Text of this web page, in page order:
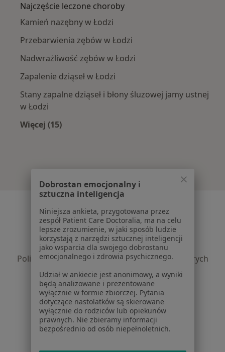
Najczęście leczone choroby
Kamień nazębny w Łodzi
Przebarwienia zębów w Łodzi
Nadwrażliwość zębów w Łodzi
Zapalenie dziąseł w Łodzi
Stany zapalne dziąseł i błony śluzowej jamy ustnej
w Łodzi
Więcej (15)
Regulamin
Polityka prywatności pacjentów
Polityka prywatności profesjonalistów
Polityka prywatności dla profesjonalistów, których
dane pozyskaliśmy samodzielnie
Polityka cookies
Jak działają wyniki wyszukiwania
Dostępność
O nas
Praca Rekrutujemy!
Dobrostan emocjonalny i
sztuczna inteligencja
Niniejsza ankieta, przygotowana przez
zespół Patient Care Doctoralia, ma na celu
lepsze zrozumienie, w jaki sposób ludzie
korzystają z narzędzi sztucznej inteligencji
jako wsparcia dla swojego dobrostanu
emocjonalnego i zdrowia psychicznego.
Udział w ankiecie jest anonimowy, a wyniki
będą analizowane i prezentowane
wyłącznie w formie zbiorczej. Pytania
dotyczące nastolatków są skierowane
wyłącznie do rodziców lub opiekunów
prawnych. Nie zbieramy informacji
bezpośrednio od osób niepełnoletnich.